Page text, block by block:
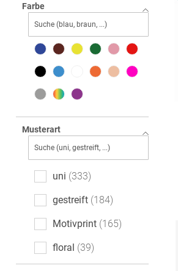
Boxy Fit 22
Classic Fit 21
Feminine Fit 17
Oversized
Body Fit 10
Straight Fit 10
Wide Fit 2
Farbe
Musterart
uni 333
gestreift 184
Motivprint 165
floral 39